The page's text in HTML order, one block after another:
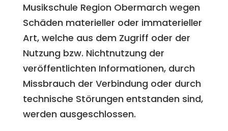
Musikschule Region Obermarch wegen
Schäden materieller oder immaterieller
Art, welche aus dem Zugriff oder der
Nutzung bzw. Nichtnutzung der
veröffentlichten Informationen, durch
Missbrauch der Verbindung oder durch
technische Störungen entstanden sind,
werden ausgeschlossen.